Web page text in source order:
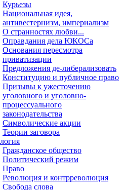
Курьезы
Национальная идея,
антивестернизм, империализм
О странностях любви...
Оправдания дела ЮКОСа
Основания пересмотра
приватизации
Предложения де-либерализовать
Конституцию и публичное право
Призывы к ужесточению
уголовного и уголовно-
процессуального
законодательства
Символические акции
Теории заговора
Гражданское общество
Политический режим
Право
Революция и контрреволюция
Свобода слова